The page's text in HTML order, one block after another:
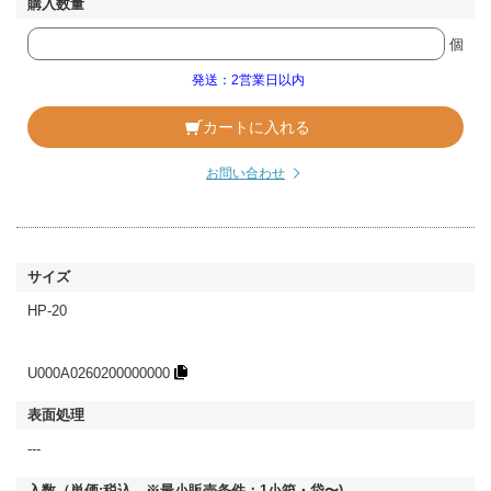
個
発送：2営業日以内
カートに入れる
お問い合わせ
HP-20
U000A0260200000000
---